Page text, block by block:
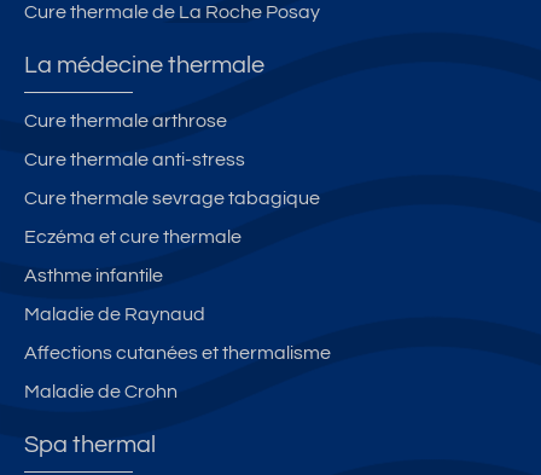
Cure thermale de La Roche Posay
La médecine thermale
Cure thermale arthrose
Cure thermale anti-stress
Cure thermale sevrage tabagique
Eczéma et cure thermale
Asthme infantile
Maladie de Raynaud
Affections cutanées et thermalisme
Maladie de Crohn
Spa thermal